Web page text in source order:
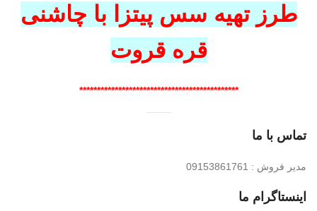
طرز تهیه سس پیتزا با چاشنی
قره قروت
*********************************************
تماس با ما
مدیر فروش : 09153861761
اینستاگرام ما